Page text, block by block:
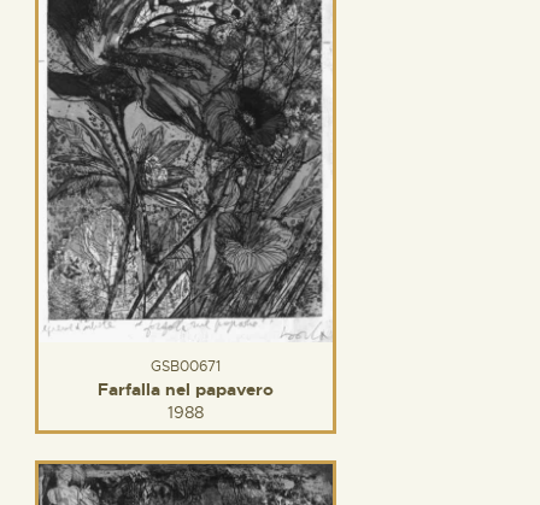
GSB00671
Farfalla nel papavero
1988